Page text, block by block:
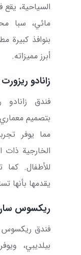
السياحية، يقع
مائي، سبا
بنوافذ كبيرة
أبرز مميزاته.
زانادو ريزورت
فندق زانادو
بتصميم
مما يوفر
الخارجية ذات
للأطفال. كما
يقدمها بأنها
ريكسوس
فندق
بيلديبي،